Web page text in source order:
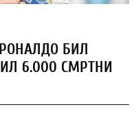
БИЛ
6.000 СМРТНИ